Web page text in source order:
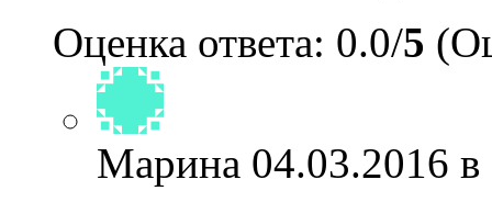
Оценка ответа: 0.0/5
Марина 04.03.2016